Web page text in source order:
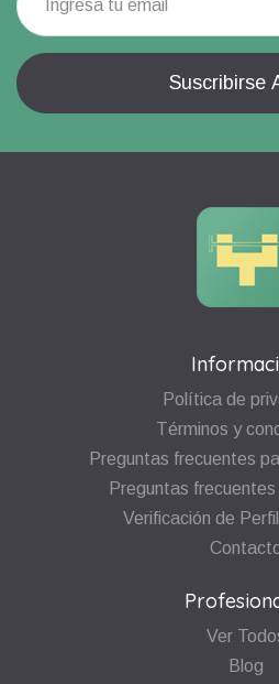
Política de
Términos y
Preguntas frecuentes
Preguntas
Verificación de
Ver
Blog